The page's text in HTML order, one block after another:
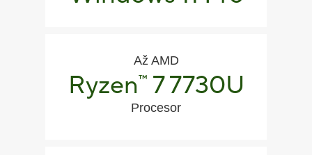
Až AMD
Ryzen™ 7 7730U
Procesor